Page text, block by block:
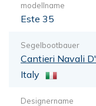
modellname
Este 35
Segelbootbauer
Cantieri Navali
Italy
Designername